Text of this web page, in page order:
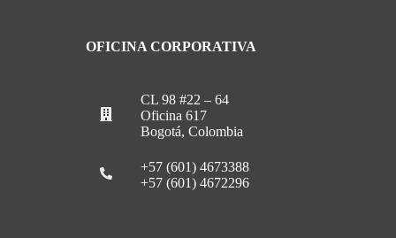
OFICINA CORPORATIVA
CL 98 #22 – 64
Oficina 617
Bogotá, Colombia
+57 (601) 4673388
+57 (601) 4672296